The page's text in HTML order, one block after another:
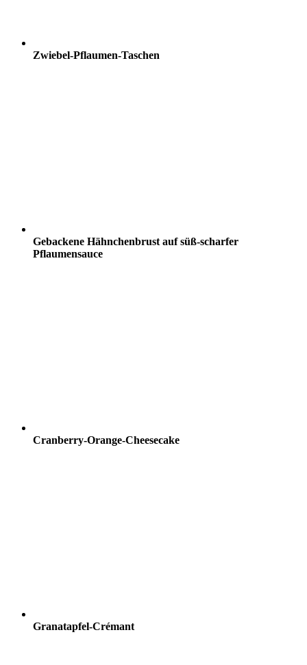
Zwiebel-Pflaumen-Taschen
Gebackene Hähnchenbrust auf süß-scharfer
Pflaumensauce
Cranberry-Orange-Cheesecake
Granatapfel-Crémant